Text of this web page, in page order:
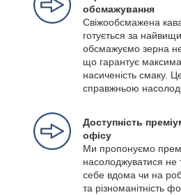
обсмажування
Свіжообсмажена
готується за
обсмажуємо зерна
що гарантує
насиченість смаку.
справжньою
Доступність
офісу
Ми пропонуємо
насолоджуватися не
себе вдома чи на
та різноманітність